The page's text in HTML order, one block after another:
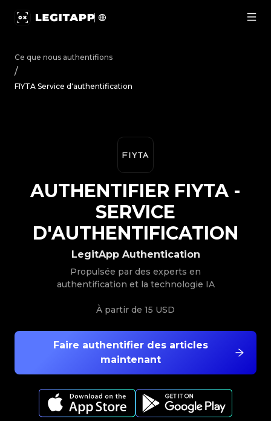
Ce que nous authentifions
/
FIYTA Service d'authentification
Faire authentifier des articles
maintenant
LegitApp Authentication
Propulsée par des experts en
authentification et la technologie IA
À partir de 15 USD
AUTHENTIFIER FIYTA -
SERVICE
D'AUTHENTIFICATION